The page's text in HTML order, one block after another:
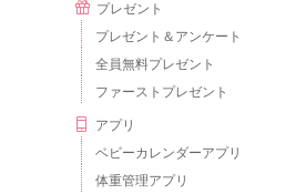
プレゼント
プレゼント＆アンケート
全員無料プレゼント
ファーストプレゼント
アプリ
ベビーカレンダーアプリ
体重管理アプリ